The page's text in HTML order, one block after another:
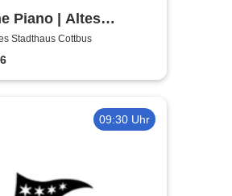
Piano | Altes
Cottbus
Stadthaus Cottbus
09:30 Uhr